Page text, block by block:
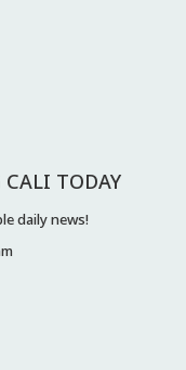
TODAY
daily news!